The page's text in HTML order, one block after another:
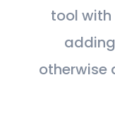
tool with
otherwise